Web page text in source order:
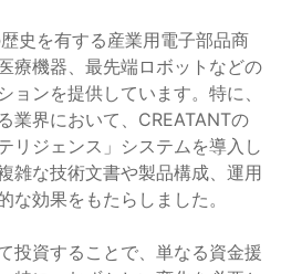
史を有する産業用電子部品商
療機器、最先端ロボットなどの
ョンを提供しています。特に、
業界において、CREATANTの
リジェンス」システムを導入し
雑な技術文書や製品構成、運用
な効果をもたらしました。
投資することで、単なる資金援